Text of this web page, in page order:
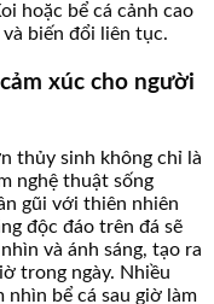
hoặc bể cá cảnh cao
biến đổi liên tục.
xúc cho người
thủy sinh không chỉ là
nghệ thuật sống
gũi với thiên nhiên
độc đáo trên đá sẽ
và ánh sáng, tạo ra
trong ngày. Nhiều
nhìn bể cá sau giờ làm